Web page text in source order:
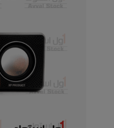
لپ تاپ استوک لمسی